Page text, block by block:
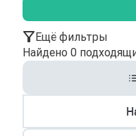
Ещё фильтры
Найдено 0